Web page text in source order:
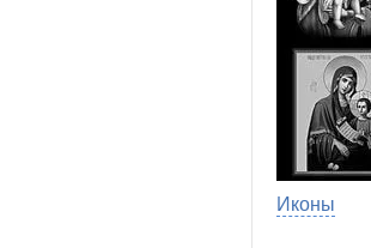
Иконы